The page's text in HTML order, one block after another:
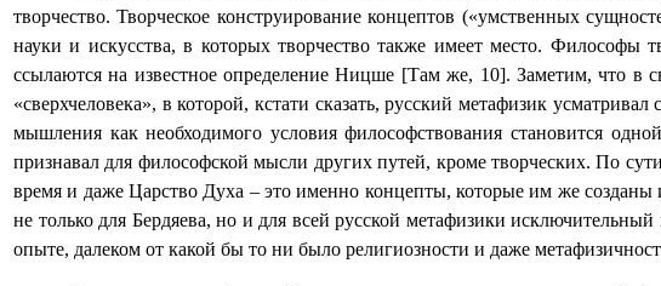
творчество. Творческое конструирование концептов («умственных
науки и искусства, в которых творчество также имеет место.
ссылаются на известное определение Ницше [Там же, 10]. Заметим, что в
«сверхчеловека», в которой, кстати сказать, русский метафизик
мышления как необходимого условия философствования становится
признавал для философской мысли других путей, кроме творческих. По
время и даже Царство Духа – это именно концепты, которые им же
не только для Бердяева, но и для всей русской метафизики
опыте, далеком от какой бы то ни было религиозности и даже